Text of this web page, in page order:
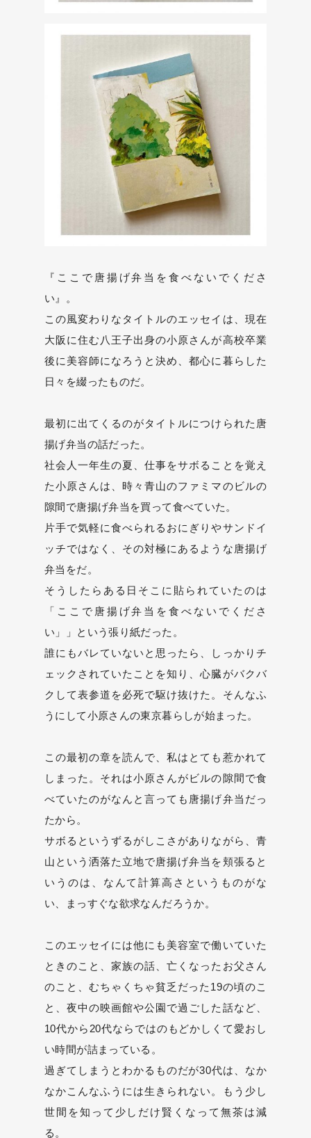
『ここで唐揚げ弁当を食べないでくださ
い』。
この風変わりなタイトルのエッセイは、現在
大阪に住む八王子出身の小原さんが高校卒業
後に美容師になろうと決め、都心に暮らした
日々を綴ったものだ。
最初に出てくるのがタイトルにつけられた唐
揚げ弁当の話だった。
社会人一年生の夏、仕事をサボることを覚え
た小原さんは、時々青山のファミマのビルの
隙間で唐揚げ弁当を買って食べていた。
片手で気軽に食べられるおにぎりやサンドイ
ッチではなく、その対極にあるような唐揚げ
弁当をだ。
そうしたらある日そこに貼られていたのは
「ここで唐揚げ弁当を食べないでくださ
い」」という張り紙だった。
誰にもバレていないと思ったら、しっかりチ
ェックされていたことを知り、心臓がバクバ
クして表参道を必死で駆け抜けた。そんなふ
うにして小原さんの東京暮らしが始まった。
この最初の章を読んで、私はとても惹かれて
しまった。それは小原さんがビルの隙間で食
べていたのがなんと言っても唐揚げ弁当だっ
たから。
サボるというずるがしこさがありながら、青
山という洒落た立地で唐揚げ弁当を頬張ると
いうのは、なんて計算高さというものがな
い、まっすぐな欲求なんだろうか。
このエッセイには他にも美容室で働いていた
ときのこと、家族の話、亡くなったお父さん
のこと、むちゃくちゃ貧乏だった19の頃のこ
と、夜中の映画館や公園で過ごした話など、
10代から20代ならではのもどかしくて愛おし
い時間が詰まっている。
過ぎてしまうとわかるものだが30代は、なか
なかこんなふうには生きられない。もう少し
世間を知って少しだけ賢くなって無茶は減
る。